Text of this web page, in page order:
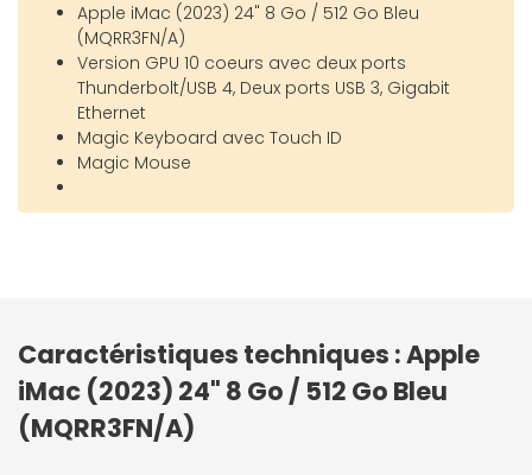
Apple iMac (2023) 24" 8 Go / 512 Go Bleu
(MQRR3FN/A)
Version GPU 10 coeurs avec deux ports
Thunderbolt/USB 4, Deux ports USB 3, Gigabit
Ethernet
Magic Keyboard avec Touch ID
Magic Mouse
Caractéristiques techniques : Apple
iMac (2023) 24" 8 Go / 512 Go Bleu
(MQRR3FN/A)